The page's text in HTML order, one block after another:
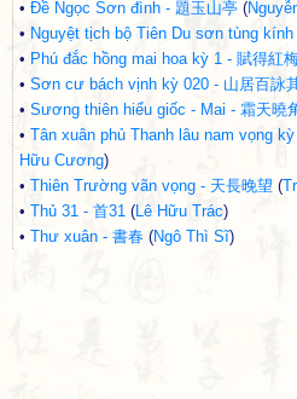
• Đề Ngọc Sơn đình - 題玉山亭 (
• Nguyệt tịch bộ Tiên Du sơn tùng
• Phú đắc hồng mai hoa kỳ 1 - 賦得紅
• Sơn cư bách vịnh kỳ 020 - 山居百詠
• Sương thiên hiểu giốc - Mai - 霜天曉
• Tân xuân phủ Thanh lâu nam vọng
Hữu Cương)
• Thiên Trường vãn vọng - 天長晚望 (
• Thủ 31 - 首31 (Lê Hữu Trác)
• Thư xuân - 書春 (Ngô Thì Sĩ)